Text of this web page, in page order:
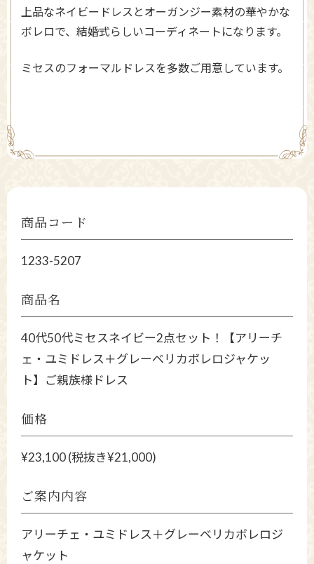
上品なネイビードレスとオーガンジー素材の華やかな
ボレロで、結婚式らしいコーディネートになります。
ミセスのフォーマルドレスを多数ご用意しています。
商品コード
1233-5207
商品名
40代50代ミセスネイビー2点セット！【アリーチ
ェ・ユミドレス＋グレーベリカボレロジャケッ
ト】ご親族様ドレス
価格
¥23,100 (税抜き¥21,000)
ご案内内容
アリーチェ・ユミドレス＋グレーベリカボレロジ
ャケット